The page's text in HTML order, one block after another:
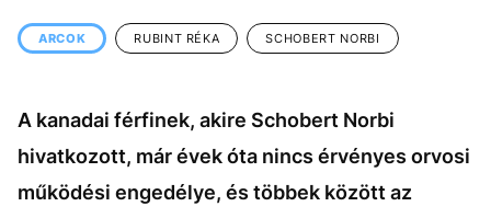
ARCOK RUBINT RÉKA SCHOBERT NORBI
A kanadai férfinek, akire Schobert Norbi
hivatkozott, már évek óta nincs érvényes orvosi
működési engedélye, és többek között az